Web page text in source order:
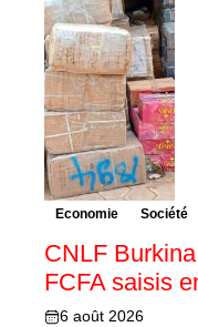
Economie Société
CNLF
FCFA saisis
6 août 2026